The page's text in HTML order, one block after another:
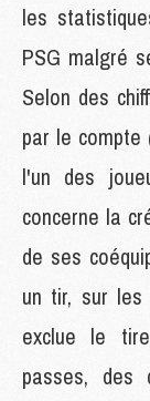
les
PSG malgré
Selon des
par le compte
l'un des
concerne la
de ses
un tir, sur les
exclue le
passes, des